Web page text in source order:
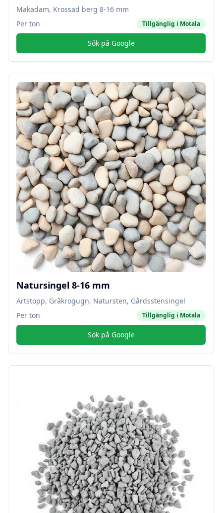
Makadam, Krossad berg 8-16 mm
Per ton
Tillgänglig i Motala
Sök på Google
Natursingel 8-16 mm
Ärtstopp, Gråkrogugn, Natursten, Gårdsstensingel
Per ton
Tillgänglig i Motala
Sök på Google